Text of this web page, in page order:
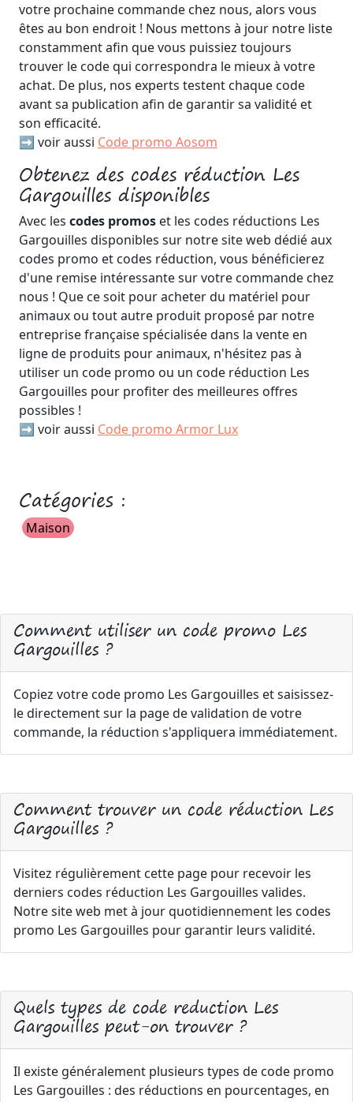
votre prochaine commande chez nous, alors vous
êtes au bon endroit ! Nous mettons à jour notre liste
constamment afin que vous puissiez toujours
trouver le code qui correspondra le mieux à votre
achat. De plus, nos experts testent chaque code
avant sa publication afin de garantir sa validité et
son efficacité.
➡️ voir aussi Code promo Aosom
Obtenez des codes réduction Les
Gargouilles disponibles
Avec les codes promos et les codes réductions Les
Gargouilles disponibles sur notre site web dédié aux
codes promo et codes réduction, vous bénéficierez
d'une remise intéressante sur votre commande chez
nous ! Que ce soit pour acheter du matériel pour
animaux ou tout autre produit proposé par notre
entreprise française spécialisée dans la vente en
ligne de produits pour animaux, n'hésitez pas à
utiliser un code promo ou un code réduction Les
Gargouilles pour profiter des meilleures offres
possibles !
➡️ voir aussi Code promo Armor Lux
Catégories :
Maison
Comment utiliser un code promo Les
Gargouilles ?
Copiez votre code promo Les Gargouilles et saisissez-
le directement sur la page de validation de votre
commande, la réduction s'appliquera immédiatement.
Comment trouver un code réduction Les
Gargouilles ?
Visitez régulièrement cette page pour recevoir les
derniers codes réduction Les Gargouilles valides.
Notre site web met à jour quotidiennement les codes
promo Les Gargouilles pour garantir leurs validité.
Quels types de code reduction Les
Gargouilles peut-on trouver ?
Il existe généralement plusieurs types de code promo
Les Gargouilles : des réductions en pourcentages, en